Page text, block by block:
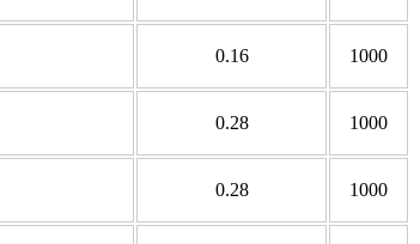
0.16 1000
0.28 1000
0.28 1000